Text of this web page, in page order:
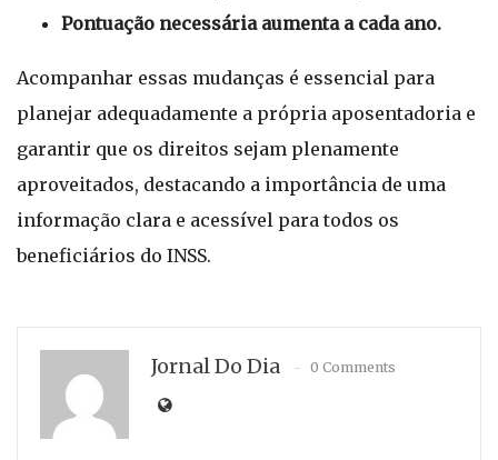
Pontuação necessária aumenta a cada ano.
Acompanhar essas mudanças é essencial para
planejar adequadamente a própria aposentadoria e
garantir que os direitos sejam plenamente
aproveitados, destacando a importância de uma
informação clara e acessível para todos os
beneficiários do INSS.
Jornal Do Dia 0 Comments